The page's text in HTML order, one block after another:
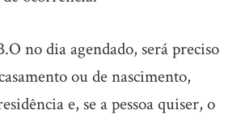
no dia agendado, será preciso
ou de nascimento,
e, se a pessoa quiser, o